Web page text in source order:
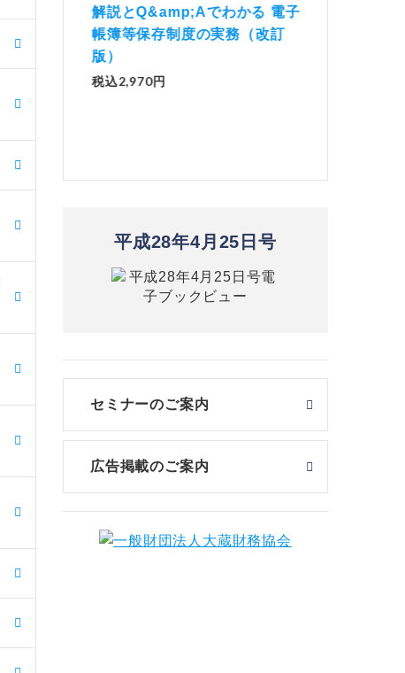
解説とQ&amp;Aでわかる 電子
帳簿等保存制度の実務（改訂
版）
税込2,970円
平成28年4月25日号
セミナーのご案内
広告掲載のご案内